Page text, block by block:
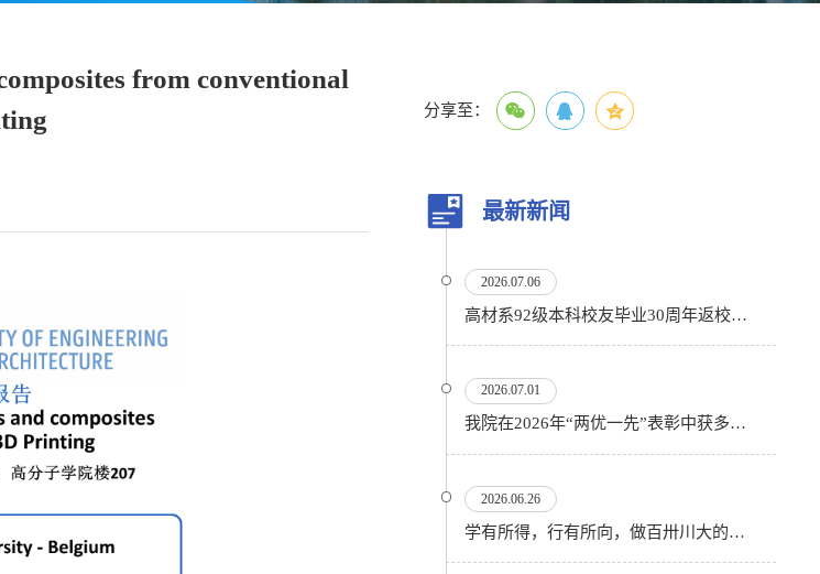
from conventional
分享至：
最新新闻
2026.07.06
高材系92级本科校友毕业30周年返校活动顺利举行
2026.07.01
我院在2026年“两优一先”表彰中获多项殊荣
2026.06.26
学有所得，行有所向，做百卅川大的薪火赓续者——校长汪劲松在四川大学2026届学生毕业典礼上的...